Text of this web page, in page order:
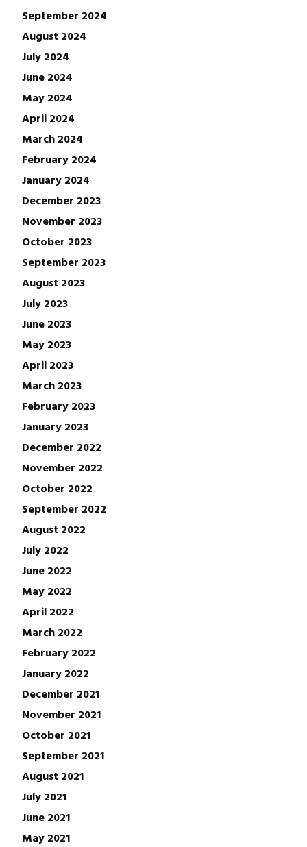
September 2024
August 2024
July 2024
June 2024
May 2024
April 2024
March 2024
February 2024
January 2024
December 2023
November 2023
October 2023
September 2023
August 2023
July 2023
June 2023
May 2023
April 2023
March 2023
February 2023
January 2023
December 2022
November 2022
October 2022
September 2022
August 2022
July 2022
June 2022
May 2022
April 2022
March 2022
February 2022
January 2022
December 2021
November 2021
October 2021
September 2021
August 2021
July 2021
June 2021
May 2021